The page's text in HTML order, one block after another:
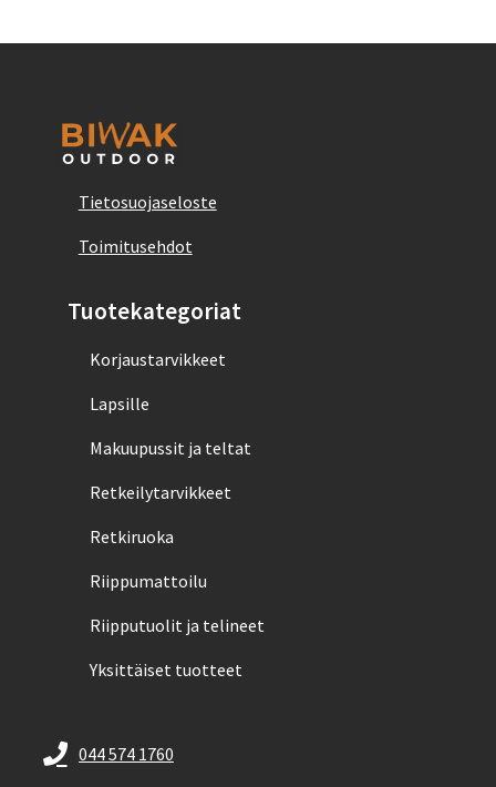
Tietosuojaseloste
Toimitusehdot
Tuotekategoriat
Korjaustarvikkeet
Lapsille
Makuupussit ja teltat
Retkeilytarvikkeet
Retkiruoka
Riippumattoilu
Riipputuolit ja telineet
Yksittäiset tuotteet
044 574 1760